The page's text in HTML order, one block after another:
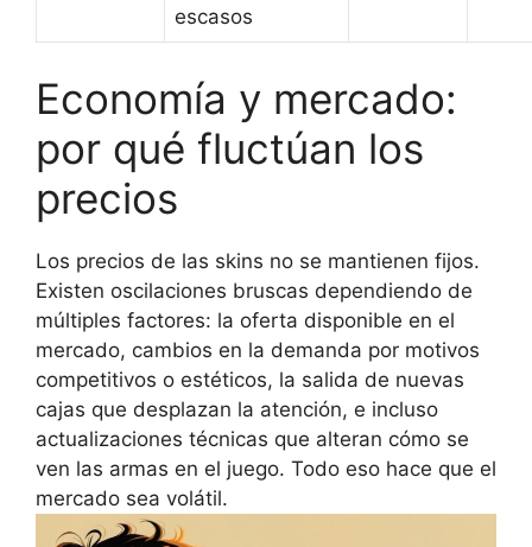
escasos
Economía y mercado:
por qué fluctúan los
precios
Los precios de las skins no se mantienen fijos.
Existen oscilaciones bruscas dependiendo de
múltiples factores: la oferta disponible en el
mercado, cambios en la demanda por motivos
competitivos o estéticos, la salida de nuevas
cajas que desplazan la atención, e incluso
actualizaciones técnicas que alteran cómo se
ven las armas en el juego. Todo eso hace que el
mercado sea volátil.